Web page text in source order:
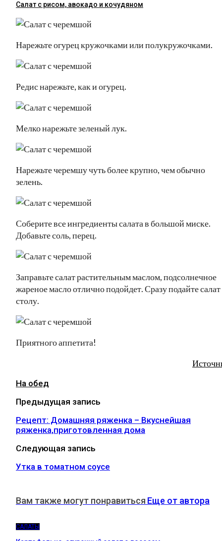
Салат с рисом, авокадо и кочудяном
Нарежьте огурец кружочками или полукружочками.
Редис нарежьте, как и огурец.
Мелко нарежьте зеленый лук.
Нарежьте черемшу чуть более крупно, чем обычно
зелень.
Соберите все ингредиенты салата в большой миске.
Добавьте соль, перец.
Заправьте салат растительным маслом, подсолнечное
жареное масло отлично подойдет. Сразу подайте салат
столу.
Приятного аппетита!
На обед
Предыдущая запись
Рецепт: Домашняя ряженка – Вкуснейшая
ряженка,приготовленная дома
Следующая запись
Утка в томатном соусе
Вам также могут понравиться Еще от автора
САЛАТЫ